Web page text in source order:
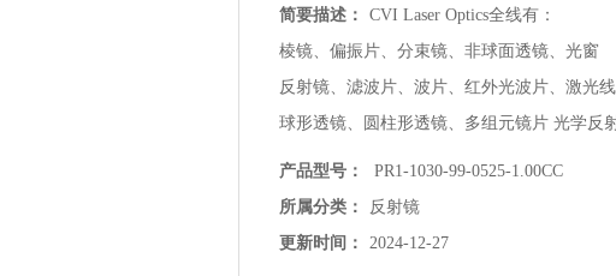
简要描述：
CVI Laser Optics全线有：
棱镜、偏振片、分束镜、非球面透镜、光窗
反射镜、滤波片、波片、红外光波片、激光
球形透镜、圆柱形透镜、多组元镜片 光学反
支持各种定制化需求
--------------------------
北京波威科技作为CVI Laser Optics在中国、
产品型号：
PR1-1030-99-0525-1.00CC
所属分类：
反射镜
更新时间：
2024-12-27